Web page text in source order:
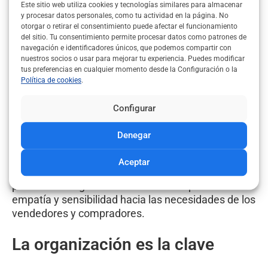
Este sitio web utiliza cookies y tecnologías similares para almacenar
y procesar datos personales, como tu actividad en la página. No
otorgar o retirar el consentimiento puede afectar el funcionamiento
del sitio. Tu consentimiento permite procesar datos como patrones de
navegación e identificadores únicos, que podemos compartir con
nuestros socios o usar para mejorar tu experiencia. Puedes modificar
tus preferencias en cualquier momento desde la Configuración o la
Política de cookies.
Aceptar
Denegar
Configurar
Hazte un experto en
negociación.
Aprender a negociar debe ser una de las tareas
que el agente debe ser quien guíe la gestión de la
Aunque a veces seas un poco flexible, debes
mostrar seriedad en tu trabajo, esto proporcionará
más seguridad a tus clientes. Por supuesto, el
proceso de negociación debe ir acompañado de
empatía y sensibilidad hacia las necesidades de los
vendedores y compradores.
La organización es la clave